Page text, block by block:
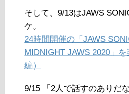
そして、9/13はJAWS
ケ。
24時間開催の「JAWS
MIDNIGHT JAWS 2020」
編）
9/15 「2人で話すのありだな